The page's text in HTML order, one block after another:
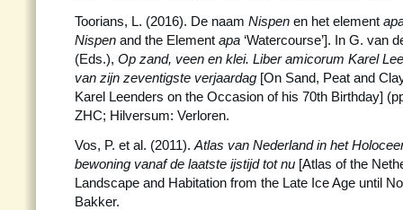
Toorians, L. (2016). De naam Nispen en het element
Nispen and the Element apa ‘Watercourse’]. In G. van
(Eds.), Op zand, veen en klei. Liber amicorum Karel
van zijn zeventigste verjaardag [On Sand, Peat and
Karel Leenders on the Occasion of his 70th Birthday]
ZHC; Hilversum: Verloren.
Vos, P. et al. (2011). Atlas van Nederland in het
bewoning vanaf de laatste ijstijd tot nu [Atlas of the
Landscape and Habitation from the Late Ice Age until
Bakker.